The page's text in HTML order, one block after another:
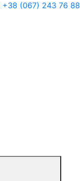
+38 (067) 243 76 88